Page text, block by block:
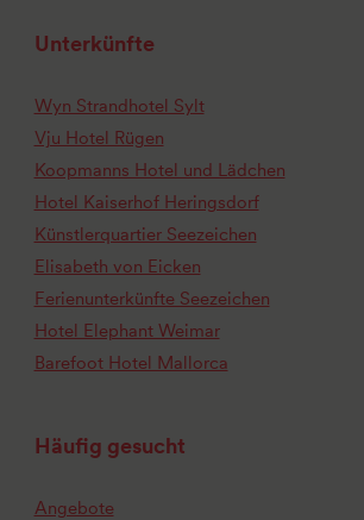
Unterkünfte
Wyn Strandhotel Sylt
Vju Hotel Rügen
Koopmanns Hotel und Lädchen
Hotel Kaiserhof Heringsdorf
Künstlerquartier Seezeichen
Elisabeth von Eicken
Ferienunterkünfte Seezeichen
Hotel Elephant Weimar
Barefoot Hotel Mallorca
Häufig gesucht
Angebote